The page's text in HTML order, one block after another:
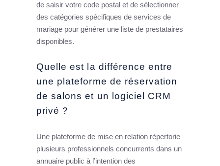
de saisir votre code postal et de sélectionner
des catégories spécifiques de services de
mariage pour générer une liste de prestataires
disponibles.
Quelle est la différence entre
une plateforme de réservation
de salons et un logiciel CRM
privé ?
Une plateforme de mise en relation répertorie
plusieurs professionnels concurrents dans un
annuaire public à l’intention des